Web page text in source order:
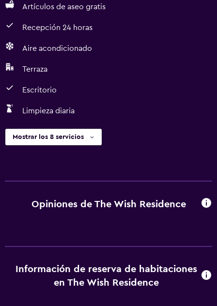
Artículos de aseo gratis
Recepción 24 horas
Aire acondicionado
Terraza
Escritorio
Limpieza diaria
Mostrar los 8 servicios
Opiniones de The Wish Residence
Información de reserva de habitaciones
en The Wish Residence